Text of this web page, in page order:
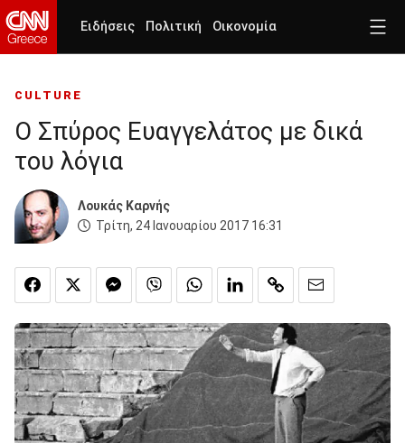
Ειδήσεις Πολιτική Οικονομία
CULTURE
O Σπύρος Ευαγγελάτος με δικά
του λόγια
Λουκάς Καρνής
Τρίτη, 24 Ιανουαρίου 2017 16:31